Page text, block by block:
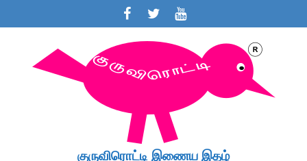
குருவிரொட்டி இணைய இதழ்